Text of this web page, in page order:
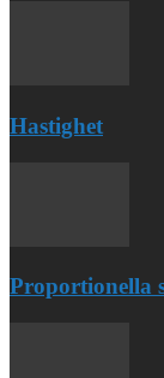
Hastighet
Proportionella